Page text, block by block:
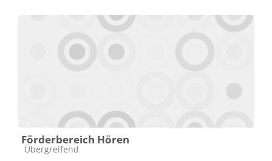
Förderbereich Hören
Kursbereich
Übergreifend